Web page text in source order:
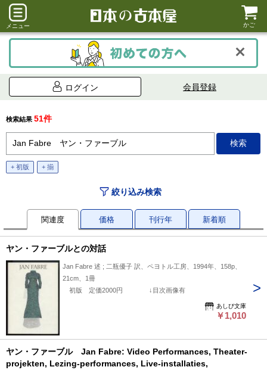
メニュー かご
ログイン 会員登録
検索結果 51件
+ 初版 + 揃
絞り込み検索
関連度 価格 刊行年 新着順
ヤン・ファーブルとの対話
Jan Fabre 述 ; 二瓶優子 訳、ペヨトル工房、1994年、158p、
21cm、1冊
初版 定価2000円 ↓目次画像有
あしび文庫
￥1,010
ヤン・ファーブル Jan Fabre: Video Performances, Theater-
projekten, Lezing-performances, Live-installaties,